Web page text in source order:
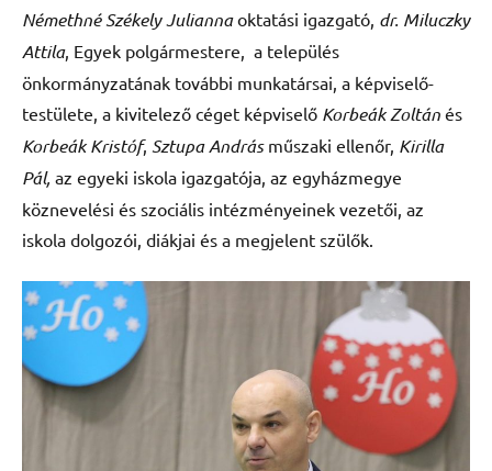
Némethné Székely Juliannaoktatási igazgató, dr. Miluczky
Attila, Egyek polgármestere, a település
önkormányzatának további munkatársai, a képviselő-
testülete, a kivitelező céget képviselő Korbeák Zoltán és
Korbeák Kristóf, Sztupa Andrásműszaki ellenőr, Kirilla
Pál, az egyeki iskola igazgatója, az egyházmegye
köznevelési és szociális intézményeinek vezetői, az
iskola dolgozói, diákjai és a megjelent szülők.